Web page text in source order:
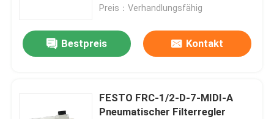
Preis：Verhandlungsfähig
Bestpreis Kontakt
FESTO FRC-1/2-D-7-MIDI-A
Pneumatischer Filterregler